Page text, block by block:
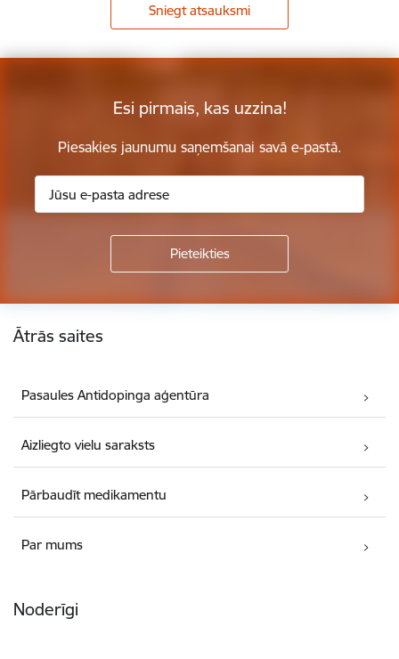
Sniegt atsauksmi
Esi pirmais, kas uzzina!
Piesakies jaunumu saņemšanai savā e-pastā.
Ātrās saites
Pasaules Antidopinga aģentūra
Aizliegto vielu saraksts
Pārbaudīt medikamentu
Par mums
Noderīgi